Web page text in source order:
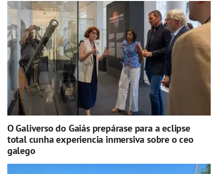
O Galiverso do Gaiás prepárase para a eclipse
total cunha experiencia inmersiva sobre o ceo
galego